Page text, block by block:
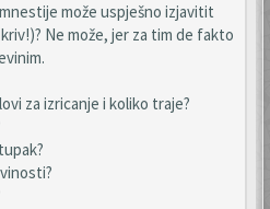
može uspješno izjavitit
Ne može, jer za tim de fakto
za izricanje i koliko traje?